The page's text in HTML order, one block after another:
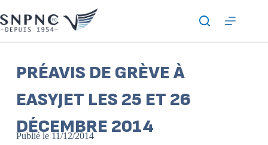
PRÉAVIS DE GRÈVE À
EASYJET LES 25 ET 26
DÉCEMBRE 2014
Publié le 11/12/2014